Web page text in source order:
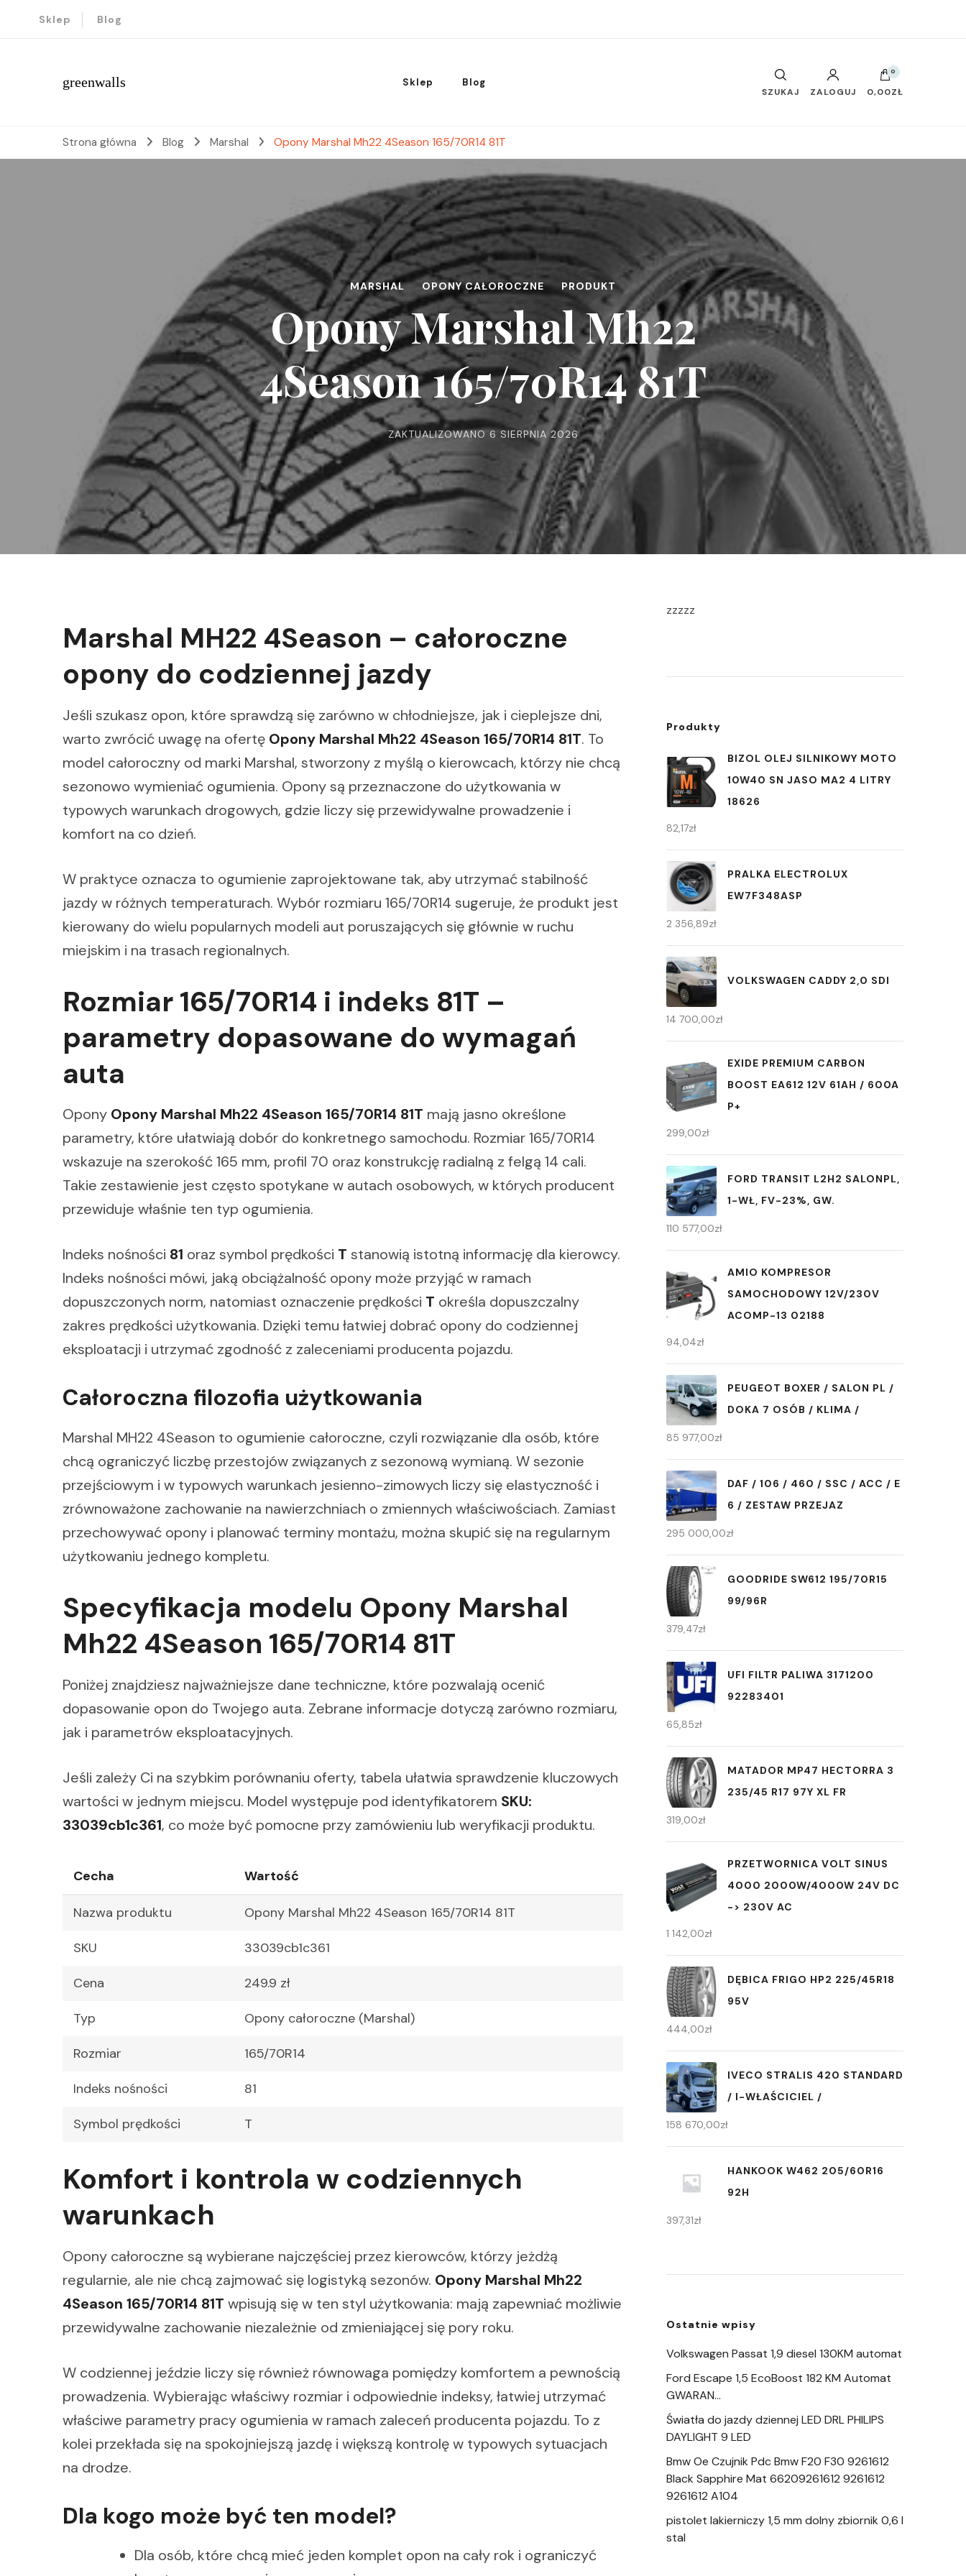
Sklep Blog
greenwalls Sklep Blog
SZUKAJ ZALOGUJ
0
0,00ZŁ
Strona główna Blog Marshal Opony Marshal Mh22 4Season 165/70R14 81T
MARSHAL OPONY CAŁOROCZNE PRODUKT
Opony Marshal Mh22
4Season 165/70R14 81T
ZAKTUALIZOWANO 6 SIERPNIA 2026
Marshal MH22 4Season – całoroczne
opony do codziennej jazdy
Jeśli szukasz opon, które sprawdzą się zarówno w chłodniejsze, jak i cieplejsze dni,
warto zwrócić uwagę na ofertę Opony Marshal Mh22 4Season 165/70R14 81T. To
model całoroczny od marki Marshal, stworzony z myślą o kierowcach, którzy nie chcą
sezonowo wymieniać ogumienia. Opony są przeznaczone do użytkowania w
typowych warunkach drogowych, gdzie liczy się przewidywalne prowadzenie i
komfort na co dzień.
W praktyce oznacza to ogumienie zaprojektowane tak, aby utrzymać stabilność
jazdy w różnych temperaturach. Wybór rozmiaru 165/70R14 sugeruje, że produkt jest
kierowany do wielu popularnych modeli aut poruszających się głównie w ruchu
miejskim i na trasach regionalnych.
Rozmiar 165/70R14 i indeks 81T –
parametry dopasowane do wymagań
auta
Opony Opony Marshal Mh22 4Season 165/70R14 81T mają jasno określone
parametry, które ułatwiają dobór do konkretnego samochodu. Rozmiar 165/70R14
wskazuje na szerokość 165 mm, profil 70 oraz konstrukcję radialną z felgą 14 cali.
Takie zestawienie jest często spotykane w autach osobowych, w których producent
przewiduje właśnie ten typ ogumienia.
Indeks nośności 81 oraz symbol prędkości T stanowią istotną informację dla kierowcy.
Indeks nośności mówi, jaką obciążalność opony może przyjąć w ramach
dopuszczonych norm, natomiast oznaczenie prędkości T określa dopuszczalny
zakres prędkości użytkowania. Dzięki temu łatwiej dobrać opony do codziennej
eksploatacji i utrzymać zgodność z zaleceniami producenta pojazdu.
Całoroczna filozofia użytkowania
Marshal MH22 4Season to ogumienie całoroczne, czyli rozwiązanie dla osób, które
chcą ograniczyć liczbę przestojów związanych z sezonową wymianą. W sezonie
przejściowym i w typowych warunkach jesienno-zimowych liczy się elastyczność i
zrównoważone zachowanie na nawierzchniach o zmiennych właściwościach. Zamiast
przechowywać opony i planować terminy montażu, można skupić się na regularnym
użytkowaniu jednego kompletu.
Specyfikacja modelu Opony Marshal
Mh22 4Season 165/70R14 81T
Poniżej znajdziesz najważniejsze dane techniczne, które pozwalają ocenić
dopasowanie opon do Twojego auta. Zebrane informacje dotyczą zarówno rozmiaru,
jak i parametrów eksploatacyjnych.
Jeśli zależy Ci na szybkim porównaniu oferty, tabela ułatwia sprawdzenie kluczowych
wartości w jednym miejscu. Model występuje pod identyfikatorem SKU:
33039cb1c361, co może być pomocne przy zamówieniu lub weryfikacji produktu.
Cecha Wartość
Nazwa produktu Opony Marshal Mh22 4Season 165/70R14 81T
SKU 33039cb1c361
Cena 249.9 zł
Typ Opony całoroczne (Marshal)
Rozmiar 165/70R14
Indeks nośności 81
Symbol prędkości T
Komfort i kontrola w codziennych
warunkach
Opony całoroczne są wybierane najczęściej przez kierowców, którzy jeżdżą
regularnie, ale nie chcą zajmować się logistyką sezonów. Opony Marshal Mh22
4Season 165/70R14 81T wpisują się w ten styl użytkowania: mają zapewniać możliwie
przewidywalne zachowanie niezależnie od zmieniającej się pory roku.
W codziennej jeździe liczy się również równowaga pomiędzy komfortem a pewnością
prowadzenia. Wybierając właściwy rozmiar i odpowiednie indeksy, łatwiej utrzymać
właściwe parametry pracy ogumienia w ramach zaleceń producenta pojazdu. To z
kolei przekłada się na spokojniejszą jazdę i większą kontrolę w typowych sytuacjach
na drodze.
Dla kogo może być ten model?
Dla osób, które chcą mieć jeden komplet opon na cały rok i ograniczyć
zzzzz
Produkty
BIZOL OLEJ SILNIKOWY MOTO
10W40 SN JASO MA2 4 LITRY
18626
82,17zł
PRALKA ELECTROLUX
EW7F348ASP
2 356,89zł
VOLKSWAGEN CADDY 2,0 SDI
14 700,00zł
EXIDE PREMIUM CARBON
BOOST EA612 12V 61AH / 600A
P+
299,00zł
FORD TRANSIT L2H2 SALONPL,
1-WŁ, FV-23%, GW.
110 577,00zł
AMIO KOMPRESOR
SAMOCHODOWY 12V/230V
ACOMP-13 02188
94,04zł
PEUGEOT BOXER / SALON PL /
DOKA 7 OSÓB / KLIMA /
85 977,00zł
DAF / 106 / 460 / SSC / ACC / E
6 / ZESTAW PRZEJAZ
295 000,00zł
GOODRIDE SW612 195/70R15
99/96R
379,47zł
UFI FILTR PALIWA 3171200
92283401
65,85zł
MATADOR MP47 HECTORRA 3
235/45 R17 97Y XL FR
319,00zł
PRZETWORNICA VOLT SINUS
4000 2000W/4000W 24V DC
-> 230V AC
1 142,00zł
DĘBICA FRIGO HP2 225/45R18
95V
444,00zł
IVECO STRALIS 420 STANDARD
/ I-WŁAŚCICIEL /
158 670,00zł
HANKOOK W462 205/60R16
92H
397,31zł
Ostatnie wpisy
Volkswagen Passat 1,9 diesel 130KM automat
Ford Escape 1,5 EcoBoost 182 KM Automat
GWARAN…
Światła do jazdy dziennej LED DRL PHILIPS
DAYLIGHT 9 LED
Bmw Oe Czujnik Pdc Bmw F20 F30 9261612
Black Sapphire Mat 66209261612 9261612
9261612 A104
pistolet lakierniczy 1,5 mm dolny zbiornik 0,6 l
stal